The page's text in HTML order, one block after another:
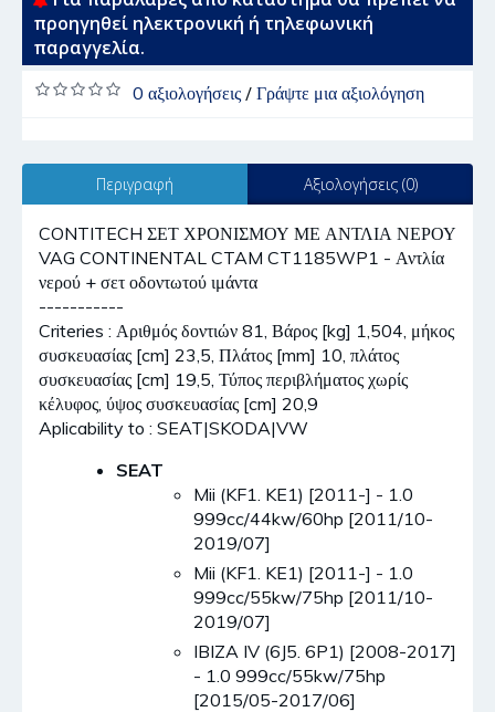
προηγηθεί ηλεκτρονική ή τηλεφωνική
παραγγελία.
0 αξιολογήσεις/ Γράψτε μια αξιολόγηση
Περιγραφή Αξιολογήσεις (0)
CONTITECH ΣΕΤ ΧΡΟΝΙΣΜΟΥ ΜΕ ΑΝΤΛΙΑ ΝΕΡΟΥ
VAG CONTINENTAL CTAM CT1185WP1 - Αντλία
νερού + σετ οδοντωτού ιμάντα
-----------
Criteries : Αριθμός δοντιών 81, Βάρος [kg] 1,504, μήκος
συσκευασίας [cm] 23,5, Πλάτος [mm] 10, πλάτος
συσκευασίας [cm] 19,5, Τύπος περιβλήματος χωρίς
κέλυφος, ύψος συσκευασίας [cm] 20,9
Aplicability to : SEAT|SKODA|VW
SEAT
Mii (KF1. KE1) [2011-] - 1.0
999cc/44kw/60hp [2011/10-
2019/07]
Mii (KF1. KE1) [2011-] - 1.0
999cc/55kw/75hp [2011/10-
2019/07]
IBIZA IV (6J5. 6P1) [2008-2017]
- 1.0 999cc/55kw/75hp
[2015/05-2017/06]